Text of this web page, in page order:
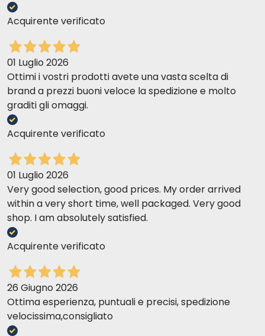
określone, surowe parametry estetyczne, takie jak
rozmiar,
odżywcza jest idealnie identyczna
Acquirente verificato
01 Luglio 2026
Ottimi i vostri prodotti avete una vasta scelta di
brand a prezzi buoni veloce la spedizione e molto
graditi gli omaggi.
Acquirente verificato
01 Luglio 2026
Very good selection, good prices. My order arrived
within a very short time, well packaged. Very good
shop. I am absolutely satisfied.
Acquirente verificato
26 Giugno 2026
Ottima esperienza, puntuali e precisi, spedizione
velocissima,consigliato